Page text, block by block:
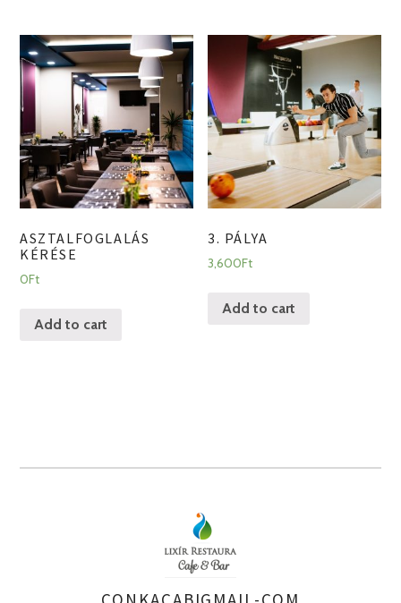
ASZTALFOGLALÁS
KÉRÉSE
0Ft
Add to cart
3. PÁLYA
3,600Ft
Add to cart